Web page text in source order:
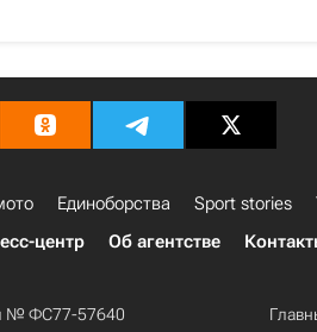
Единоборства Sport stories
центр Об агентстве
№ ФС77-57640